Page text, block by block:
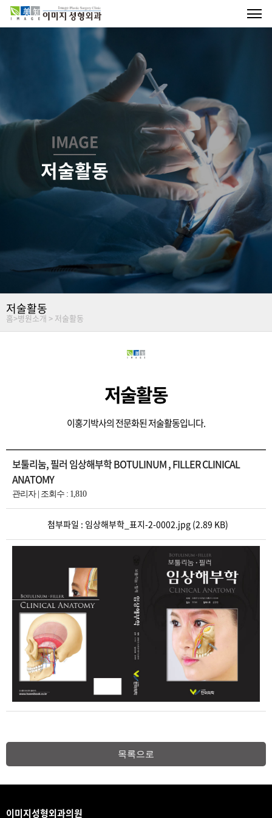
IMAGE
저술활동
저술활동
홈>병원소개 > 저술활동
저술활동
이홍기박사의 전문화된 저술활동입니다.
보툴리눔, 필러 임상해부학 BOTULINUM , FILLER CLINICAL
ANATOMY
관리자 | 조회수 : 1,810
첨부파일 : 임상해부학_표지-2-0002.jpg (2.89 KB)
목록으로
이미지성형외과의원